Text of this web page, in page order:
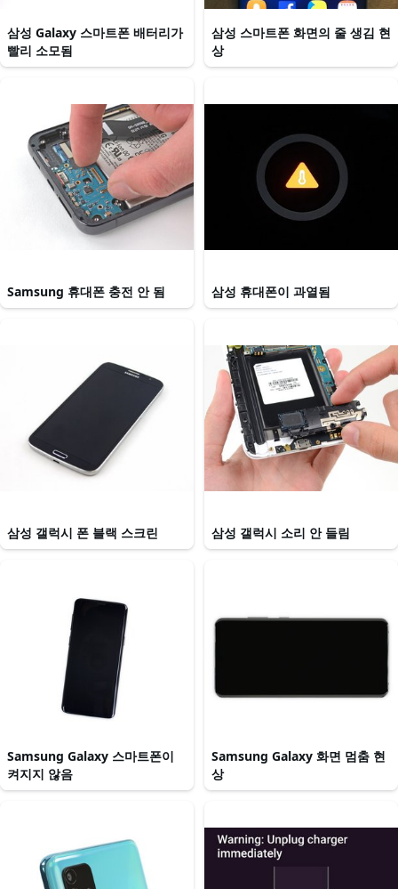
삼성 Galaxy 스마트폰 배터리가
빨리 소모됨
삼성 스마트폰 화면의 줄 생김 현
상
Samsung 휴대폰 충전 안 됨 삼성 휴대폰이 과열됨
삼성 갤럭시 폰 블랙 스크린 삼성 갤럭시 소리 안 들림
Samsung Galaxy 스마트폰이
켜지지 않음
Samsung Galaxy 화면 멈춤 현
상